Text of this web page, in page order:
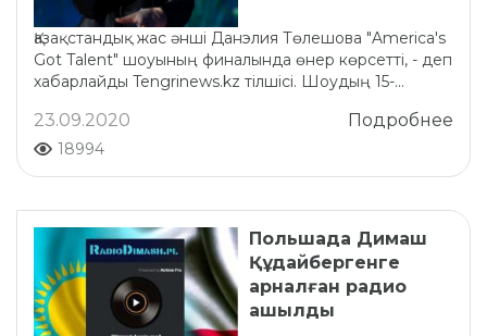
Қазақстандық жас әнші Данэлия Төлешова "America's
Got Talent" шоуының финалында өнер көрсетті, - деп
хабарлайды Tengrinews.kz тілшісі. Шоудың 15-...
Подробнее
23.09.2020
18994
Польшада Димаш
Құдайбергенге
арналған радио
ашылды